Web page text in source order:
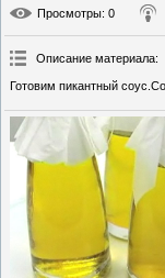
Просмотры: 0
Описание материала:
Готовим пикантный